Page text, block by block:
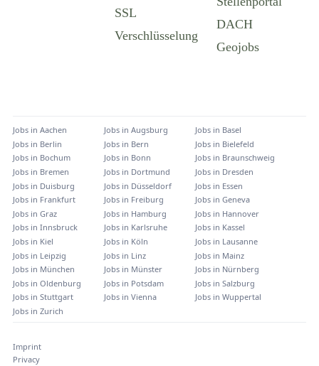
Jobs in Aachen Jobs in Augsburg Jobs in Basel
Jobs in Berlin Jobs in Bern Jobs in Bielefeld
Jobs in Bochum Jobs in Bonn Jobs in Braunschweig
Jobs in Bremen Jobs in Dortmund Jobs in Dresden
Jobs in Duisburg Jobs in Düsseldorf Jobs in Essen
Jobs in Frankfurt Jobs in Freiburg Jobs in Geneva
Jobs in Graz Jobs in Hamburg Jobs in Hannover
Jobs in Innsbruck Jobs in Karlsruhe Jobs in Kassel
Jobs in Kiel Jobs in Köln Jobs in Lausanne
Jobs in Leipzig Jobs in Linz Jobs in Mainz
Jobs in München Jobs in Münster Jobs in Nürnberg
Jobs in Oldenburg Jobs in Potsdam Jobs in Salzburg
Jobs in Stuttgart Jobs in Vienna Jobs in Wuppertal
Jobs in Zurich
Imprint
Privacy